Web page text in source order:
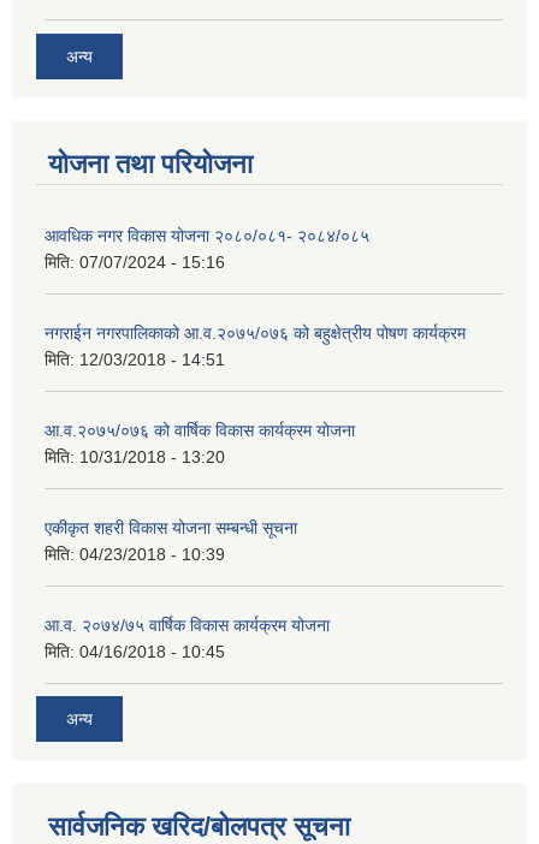
अन्य
योजना तथा परियोजना
आवधिक नगर विकास योजना २०८०/०८१- २०८४/०८५
मिति: 07/07/2024 - 15:16
नगराईन नगरपालिकाको आ.व.२०७५/०७६ को बहुक्षेत्रीय पोषण कार्यक्रम
मिति: 12/03/2018 - 14:51
आ.व.२०७५/०७६ को वार्षिक विकास कार्यक्रम योजना
मिति: 10/31/2018 - 13:20
एकीकृत शहरी विकास योजना सम्बन्धी सूचना
मिति: 04/23/2018 - 10:39
आ.व. २०७४/७५ वार्षिक विकास कार्यक्रम योजना
मिति: 04/16/2018 - 10:45
अन्य
सार्वजनिक खरिद/बोलपत्र सूचना